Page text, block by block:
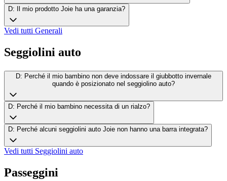
D: Il mio prodotto Joie ha una garanzia?
Vedi tutti Generali
Seggiolini auto
D: Perché il mio bambino non deve indossare il giubbotto invernale
quando è posizionato nel seggiolino auto?
D: Perché il mio bambino necessita di un rialzo?
D: Perché alcuni seggiolini auto Joie non hanno una barra integrata?
Vedi tutti Seggiolini auto
Passeggini